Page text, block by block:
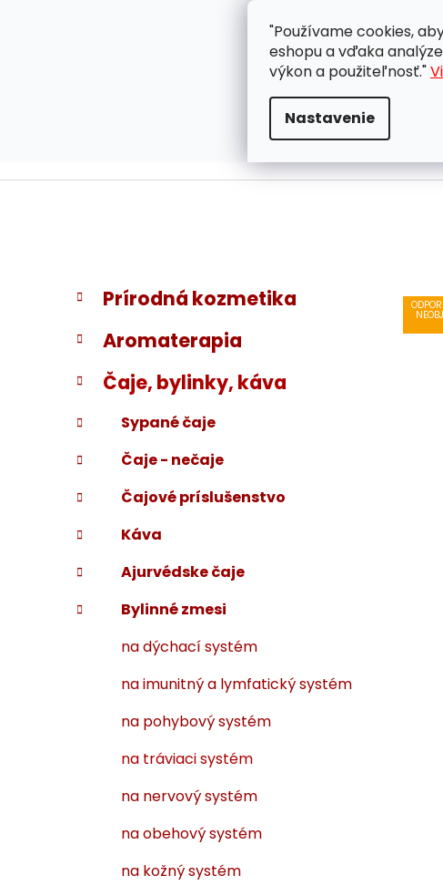
"Používame cookies,
eshopu a vďaka
výkon a použiteľnosť."
Nastavenie
ZÁKAZNÍCKA PODPORA
B
č
ý
a
n
l
Preskočiť
kategórie
K
a
t
e
ó
i
Prírodná kozmetika
Aromaterapia
Čaje, bylinky, káva
Sypané čaje
Čaje - nečaje
Čajové príslušenstvo
Káva
Ajurvédske čaje
Bylinné zmesi
na dýchací systém
na imunitný a lymfatický systém
na pohybový systém
na tráviaci systém
na nervový systém
na obehový systém
na kožný systém